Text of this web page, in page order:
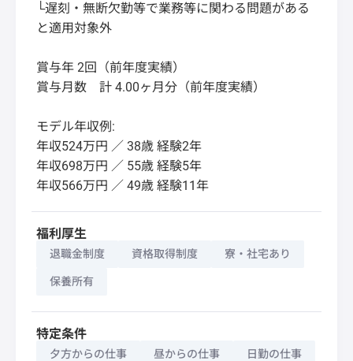
└遅刻・無断欠勤等で業務等に関わる問題がある
と適用対象外
賞与年 2回（前年度実績）
賞与月数 計 4.00ヶ月分（前年度実績）
モデル年収例:
年収524万円 ／ 38歳 経験2年
年収698万円 ／ 55歳 経験5年
年収566万円 ／ 49歳 経験11年
福利厚生
退職金制度 資格取得制度 寮・社宅あり
保養所有
特定条件
夕方からの仕事 昼からの仕事 日勤の仕事